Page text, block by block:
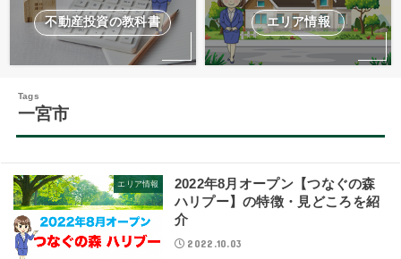
不動産投資の教科書 エリア情報
一宮市
エリア情報
2022年8月オープン【つなぐの森
ハリプー】の特徴・見どころを紹
介
2022.10.03